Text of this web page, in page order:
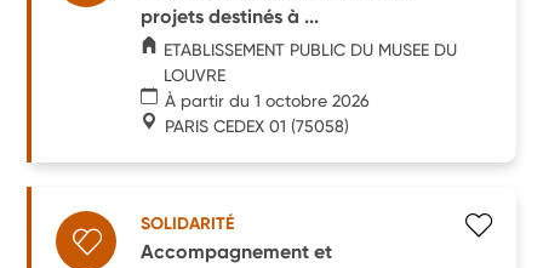
projets destinés à ...
ETABLISSEMENT PUBLIC DU MUSEE DU
LOUVRE
À partir du 1 octobre 2026
PARIS CEDEX 01 (75058)
SOLIDARITÉ
Accompagnement et